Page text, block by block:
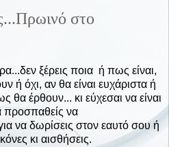
στο
ξέρεις ποια ή πως είναι,
ή όχι, αν θα είναι ευχάριστα ή
θα έρθουν... κι εύχεσαι να είναι
προσπαθείς να
να δωρίσεις στον εαυτό σου ή
κι αισθήσεις.